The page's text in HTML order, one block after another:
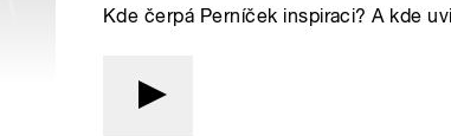
Kde čerpá Perníček inspiraci? A kde